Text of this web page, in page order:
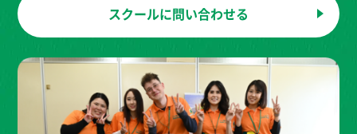
スクールに問い合わせる